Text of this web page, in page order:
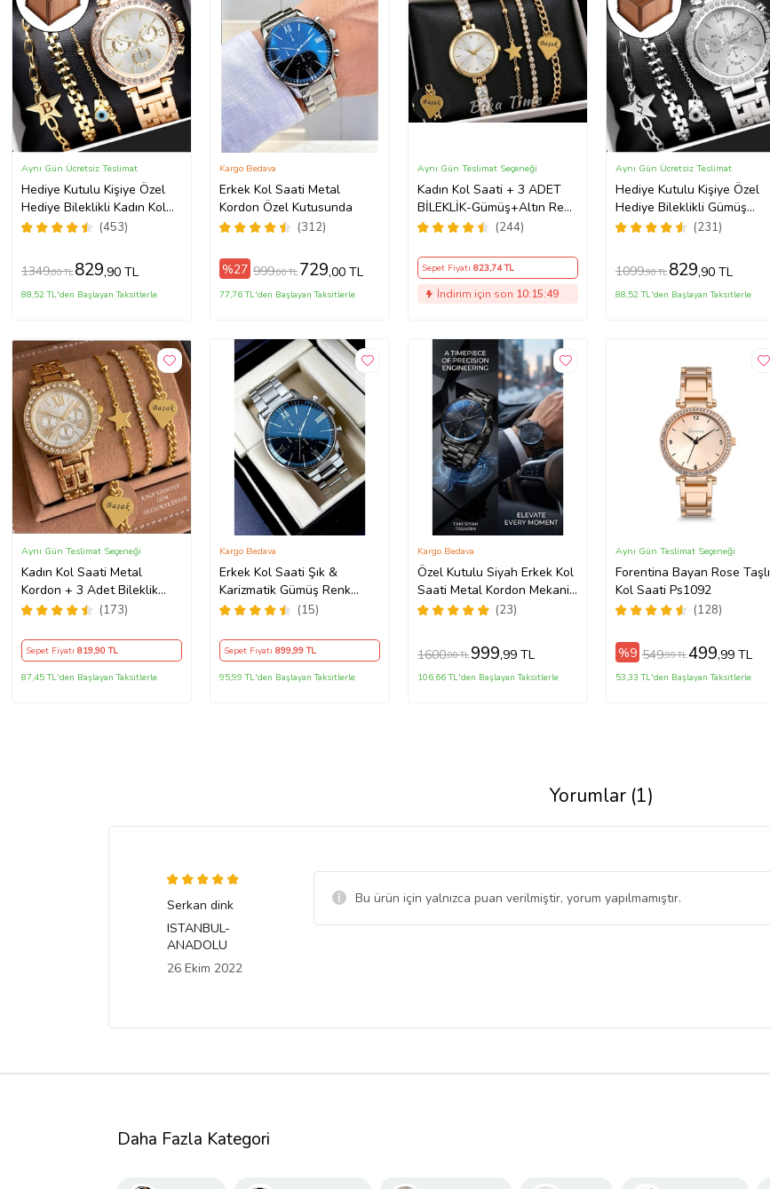
Hediye Kutulu Kişiye Özel
Hediye Bileklikli Kadın Kol
Saati Özel Kutusunda (Gold)
(453)
Aynı Gün Ücretsiz Teslimat
1349,00 TL 829,90 TL
88,52 TL'den Başlayan Taksitlerle
Erkek Kol Saati Metal
Kordon Özel Kutusunda
(312)
Kargo Bedava
%27 999,00 TL 729,00 TL
77,76 TL'den Başlayan Taksitlerle
Kadın Kol Saati + 3 ADET
BİLEKLİK-Gümüş+Altın Renk
Seçeneği ayarlanabilir
BİLEKLİK HEDİYE Altın Renk
- Kız Arkadaşa hediye (Altın)
(244)
Aynı Gün Teslimat Seçeneği
Sepet Fiyatı 823,74 TL
İndirim için son 10:15:48
Hediye Kutulu Kişiye Özel
Hediye Bileklikli Gümüş
Kadın Kol Saati Özel
(231)
Aynı Gün Ücretsiz Teslimat
1099,90 TL 829,90 TL
88,52 TL'den Başlayan Taksitlerle
Kadın Kol Saati Metal
Kordon + 3 Adet Bileklik
Kişiye Özel Hediye Kadına
(173)
Aynı Gün Teslimat Seçeneği
Sepet Fiyatı 819,90 TL
87,45 TL'den Başlayan Taksitlerle
Erkek Kol Saati Şık &
Karizmatik Gümüş Renk
Metal Kordonlu(15)
Kargo Bedava
Sepet Fiyatı 899,99 TL
95,99 TL'den Başlayan Taksitlerle
Özel Kutulu Siyah Erkek Kol
Saati Metal Kordon Mekanik
Motor Garantili Hediye Kart
(23)
Kargo Bedava
1600,00 TL 999,99 TL
106,66 TL'den Başlayan Taksitlerle
Forentina Bayan Rose Taşlı
Kol Saati Ps1092
(128)
Aynı Gün Teslimat Seçeneği
%9 549,99 TL499,99 TL
53,33 TL'den Başlayan Taksitlerle
Yorumlar (1)
Serkan dink
ISTANBUL-
ANADOLU
26 Ekim 2022
Bu ürün için yalnızca puan verilmiştir, yorum yapılmamıştır.
Daha Fazla Kategori